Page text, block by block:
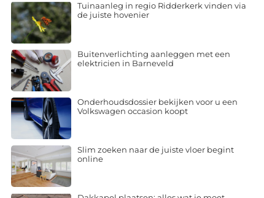
Tuinaanleg in regio Ridderkerk vinden via
de juiste hovenier
Buitenverlichting aanleggen met een
elektricien in Barneveld
Onderhoudsdossier bekijken voor u een
Volkswagen occasion koopt
Slim zoeken naar de juiste vloer begint
online